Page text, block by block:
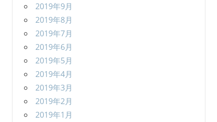
2019年9月
2019年8月
2019年7月
2019年6月
2019年5月
2019年4月
2019年3月
2019年2月
2019年1月